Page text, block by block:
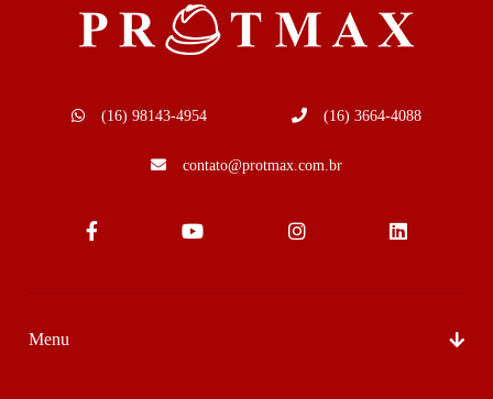
(16) 98143-4954 (16) 3664-4088
contato@protmax.com.br
Menu